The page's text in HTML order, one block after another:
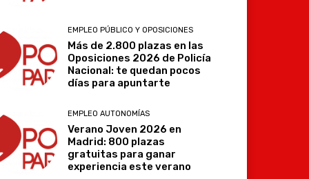
EMPLEO PÚBLICO Y OPOSICIONES
Más de 2.800 plazas en las
Oposiciones 2026 de Policía
Nacional: te quedan pocos
días para apuntarte
EMPLEO AUTONOMÍAS
Verano Joven 2026 en
Madrid: 800 plazas
gratuitas para ganar
experiencia este verano